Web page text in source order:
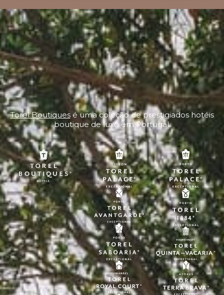
Torel Boutiquesé uma coleção de prestigiados hotéis
boutique de luxo em Portugal.